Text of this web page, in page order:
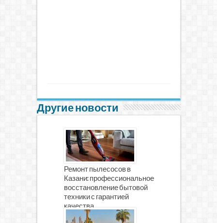
Другие новости
Ремонт пылесосов в
Казани: профессиональное
восстановление бытовой
техники с гарантией
качества